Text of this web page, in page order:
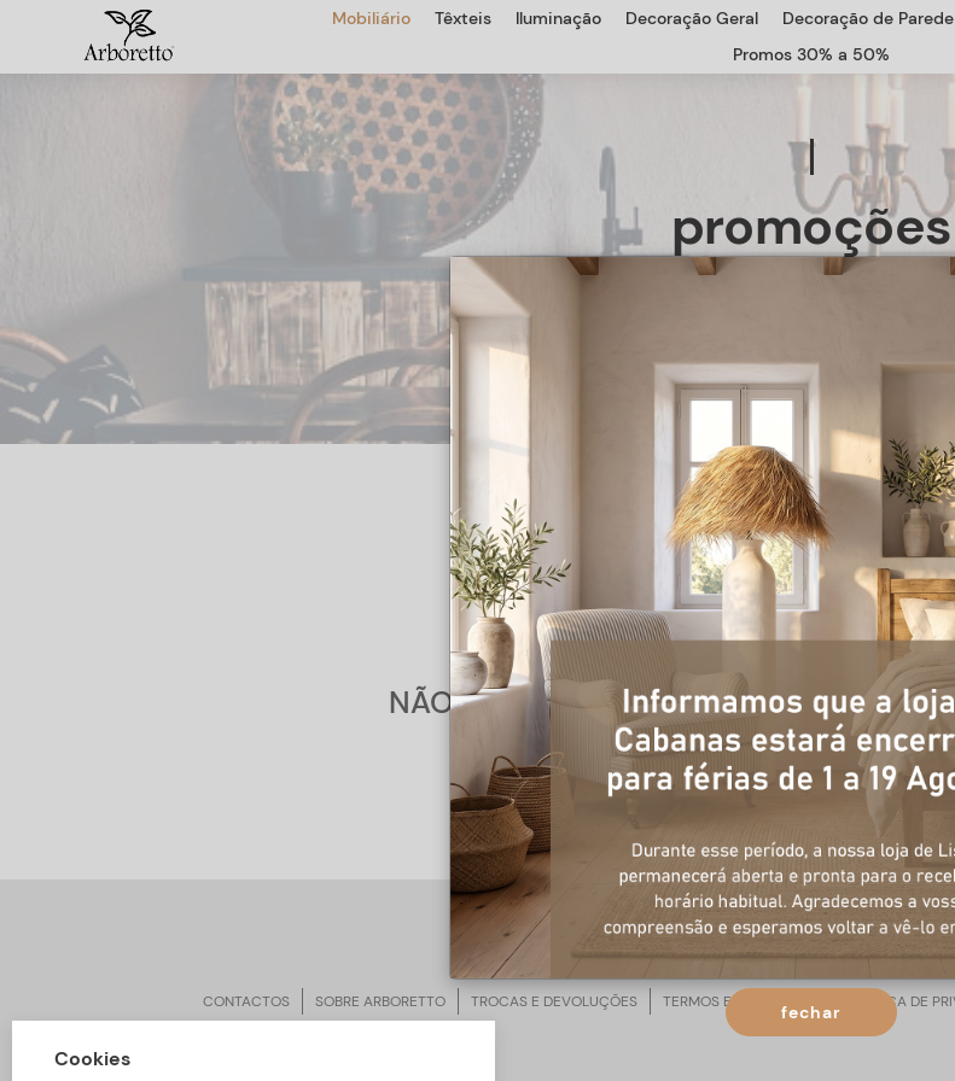
Mobiliário Têxteis Iluminação Decoração Geral Decoração de Parede
Promos 30% a 50%
promoções
Filtrar
NÃO FORAM ENCONTRADOS
CONTACTOS SOBRE ARBORETTO TROCAS E DEVOLUÇÕES TERMOS E CONDIÇÕES POLÍTICA DE
Cookies
fechar